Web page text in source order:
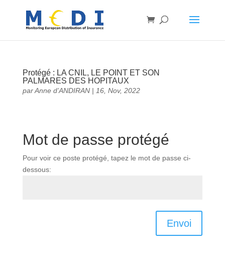
Protégé : LA CNIL, LE POINT ET SON
PALMARES DES HOPITAUX
parAnne d’ANDIRAN| 16, Nov, 2022
Mot de passe protégé
Pour voir ce poste protégé, tapez le mot de passe ci-
dessous:
Envoi